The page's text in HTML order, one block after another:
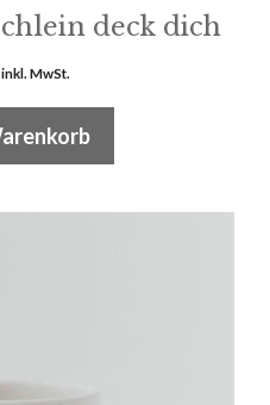
deck dich
inkl. MwSt.